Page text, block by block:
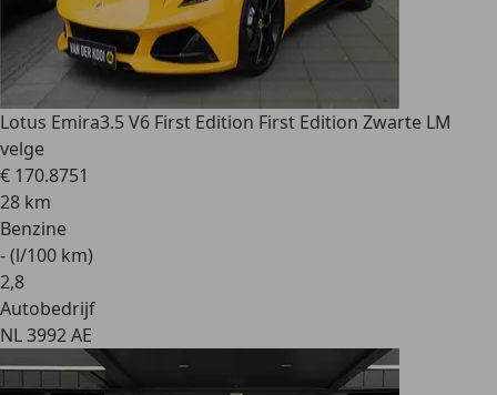
Lotus Emira3.5 V6 First Edition First Edition Zwarte LM
velge
€ 170.8751
28 km
Benzine
- (l/100 km)
2,8
Autobedrijf
NL 3992 AE